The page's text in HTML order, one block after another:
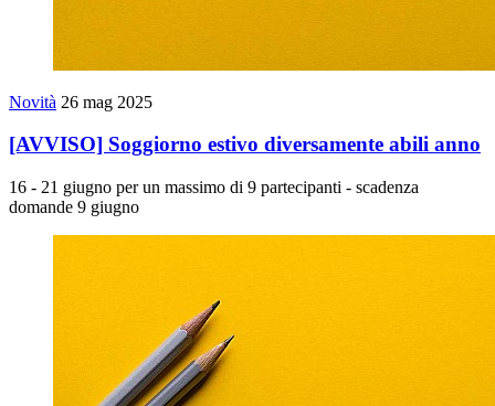
Novità 26 mag 2025
[AVVISO] Soggiorno estivo diversamente abili anno
16 - 21 giugno per un massimo di 9 partecipanti - scadenza
domande 9 giugno